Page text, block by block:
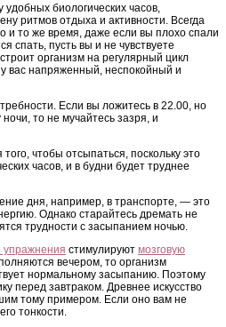
биологических часов,
ритмов отдыха и активности. Всегда
и то же время, даже если вы плохо спали
спать, пусть вы и не чувствуете
организм на регулярный цикл
вас напряженный, неспокойный и
Если вы ложитесь в 22.00, но
то не мучайтесь зазря, и
чтобы отсыпаться, поскольку это
часов, и в будни будет труднее
дня, например, в транспорте, — это
Однако старайтесь дремать не
трудности с засыпанием ночью.
стимулируют мозговую
вечером, то организм
нормальному засыпанию. Поэтому
перед завтраком. Древнее искусство
тому примером. Если оно вам не
тонкости.